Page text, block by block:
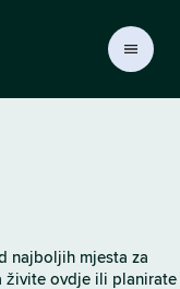
najboljih mjesta za
živite ovdje ili planirate